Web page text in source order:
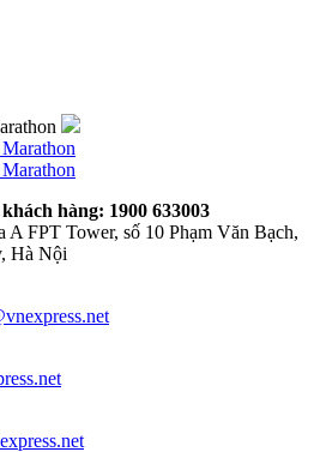
hàng: 1900 633003
A FPT Tower, số 10 Phạm Văn Bạch,
Hà Nội